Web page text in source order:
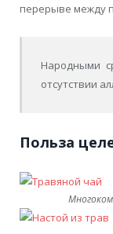
перерыве между
Народными
отсутствии
Польза